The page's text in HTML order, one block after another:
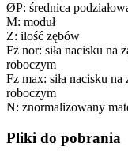
ØP: średnica
M: moduł
Z: ilość zębów
Fz nor: siła nacisku na
roboczym
Fz max: siła nacisku
roboczym
N: znormalizowany
Pliki do pobrania